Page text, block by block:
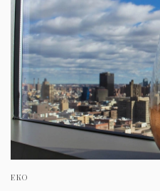
ЕКО